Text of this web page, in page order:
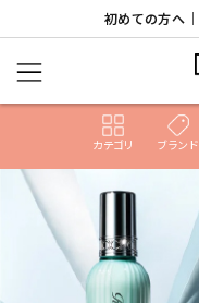
初めての方へ｜
カテゴリ ブランド
ACCOUNT MENU
ようこそ ゲスト 様
ログイン